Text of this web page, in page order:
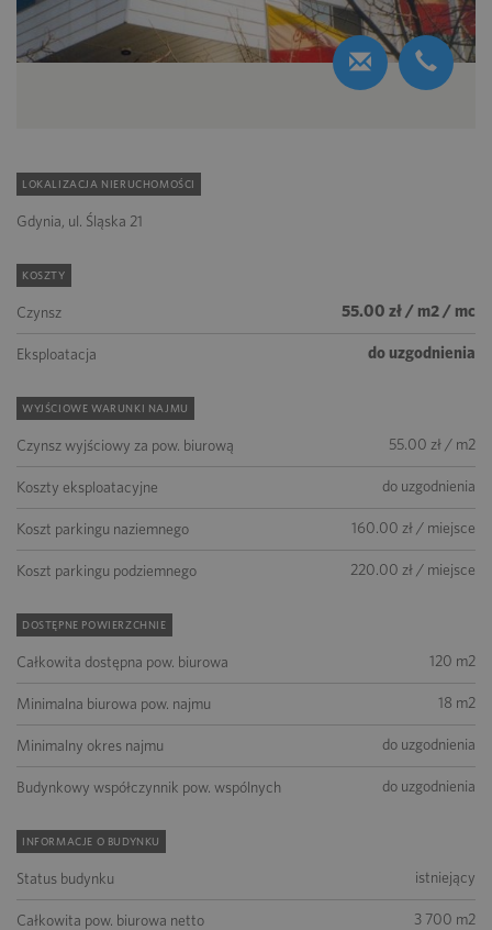
LOKALIZACJA NIERUCHOMOŚCI
Gdynia, ul. Śląska 21
KOSZTY
Czynsz 55.00 zł / m2 / mc
Eksploatacja do uzgodnienia
WYJŚCIOWE WARUNKI NAJMU
Czynsz wyjściowy za pow. biurową 55.00 zł / m2
Koszty eksploatacyjne do uzgodnienia
Koszt parkingu naziemnego 160.00 zł / miejsce
Koszt parkingu podziemnego 220.00 zł / miejsce
DOSTĘPNE POWIERZCHNIE
Całkowita dostępna pow. biurowa 120 m2
Minimalna biurowa pow. najmu 18 m2
Minimalny okres najmu do uzgodnienia
Budynkowy współczynnik pow. wspólnych do uzgodnienia
INFORMACJE O BUDYNKU
Status budynku istniejący
Całkowita pow. biurowa netto 3 700 m2